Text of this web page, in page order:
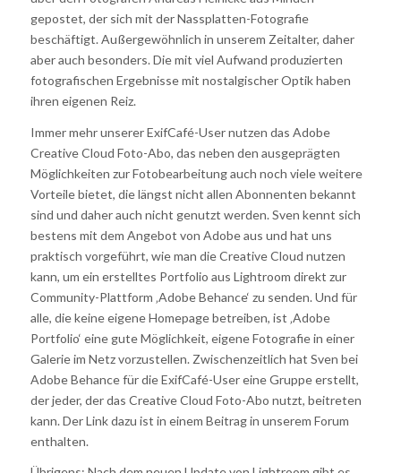
gepostet, der sich mit der Nassplatten-Fotografie
beschäftigt. Außergewöhnlich in unserem Zeitalter, daher
aber auch besonders. Die mit viel Aufwand produzierten
fotografischen Ergebnisse mit nostalgischer Optik haben
ihren eigenen Reiz.
Immer mehr unserer ExifCafé-User nutzen das Adobe
Creative Cloud Foto-Abo, das neben den ausgeprägten
Möglichkeiten zur Fotobearbeitung auch noch viele weitere
Vorteile bietet, die längst nicht allen Abonnenten bekannt
sind und daher auch nicht genutzt werden. Sven kennt sich
bestens mit dem Angebot von Adobe aus und hat uns
praktisch vorgeführt, wie man die Creative Cloud nutzen
kann, um ein erstelltes Portfolio aus Lightroom direkt zur
Community-Plattform ‚Adobe Behance‘ zu senden. Und für
alle, die keine eigene Homepage betreiben, ist ‚Adobe
Portfolio‘ eine gute Möglichkeit, eigene Fotografie in einer
Galerie im Netz vorzustellen. Zwischenzeitlich hat Sven bei
Adobe Behance für die ExifCafé-User eine Gruppe erstellt,
der jeder, der das Creative Cloud Foto-Abo nutzt, beitreten
kann. Der Link dazu ist in einem Beitrag in unserem Forum
enthalten.